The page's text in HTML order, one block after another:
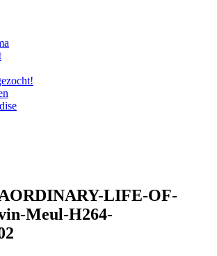
LIFE-OF-
Meul-H264-